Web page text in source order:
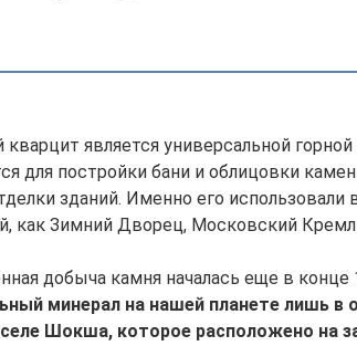
является универсальной
для постройки бани и облицовки
зданий. Именно его использовали
как Зимний Дворец, Московский
добыча камня началась еще в конце
минерал на нашей планете лишь в
селе Шокша, которое расположено на